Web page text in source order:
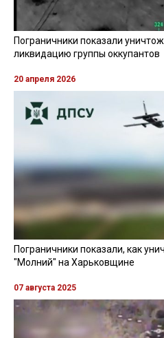
Пограничники показали
ликвидацию группы оккупантов
20 апреля 2026
Пограничники показали, как
"Молний" на Харьковщине
07 августа 2025